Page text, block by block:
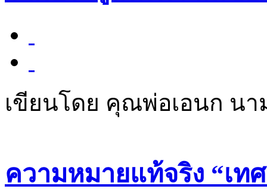
เขียนโดย คุณพ่อเอนก นา
ความหมายแท้จริง “เท